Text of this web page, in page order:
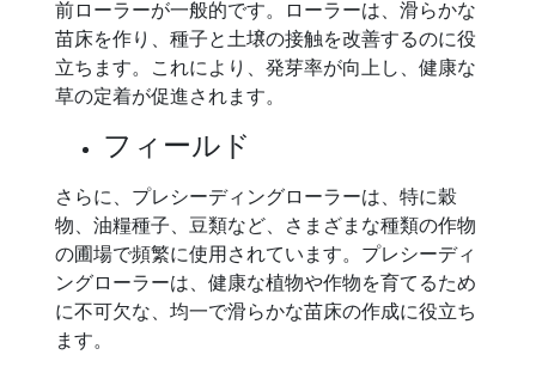
前ローラーが一般的です。ローラーは、滑らかな
苗床を作り、種子と土壌の接触を改善するのに役
立ちます。これにより、発芽率が向上し、健康な
草の定着が促進されます。
フィールド
さらに、プレシーディングローラーは、特に穀
物、油糧種子、豆類など、さまざまな種類の作物
の圃場で頻繁に使用されています。プレシーディ
ングローラーは、健康な植物や作物を育てるため
に不可欠な、均一で滑らかな苗床の作成に役立ち
ます。